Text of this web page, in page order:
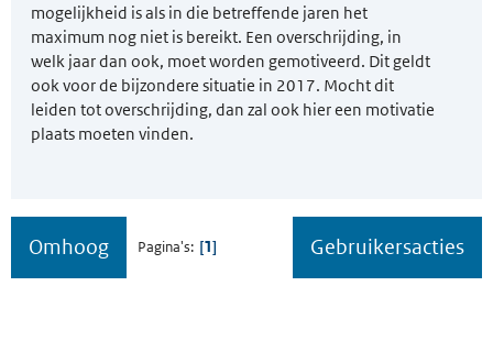
mogelijkheid is als in die betreffende jaren het
maximum nog niet is bereikt. Een overschrijding, in
welk jaar dan ook, moet worden gemotiveerd. Dit geldt
ook voor de bijzondere situatie in 2017. Mocht dit
leiden tot overschrijding, dan zal ook hier een motivatie
plaats moeten vinden.
Omhoog Pagina's 1 Gebruikersacties